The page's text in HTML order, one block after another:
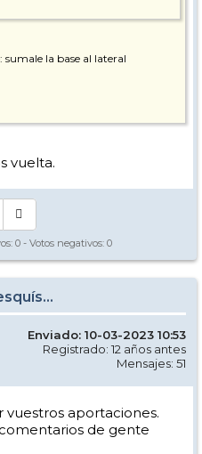
sumale la base al lateral
vuelta.
0 - Votos negativos: 0
Enviado: 10-03-2023 10:53
Registrado: 12 años antes
Mensajes: 51
vuestros aportaciones.
de gente